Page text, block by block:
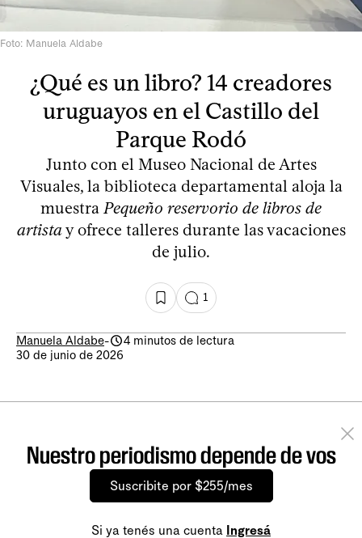
Foto: Manuela Aldabe
¿Qué es un libro? 14 creadores
uruguayos en el Castillo del
Parque Rodó
Junto con el Museo Nacional de Artes
Visuales, la biblioteca departamental aloja la
muestraPequeño reservorio de libros de
artistay ofrece talleres durante las vacaciones
de julio.
1
Manuela Aldabe-
4 minutos de lectura
30 de junio de 2026
Nuestro periodismo depende de vos
Suscribite por $255/mes
Si ya tenés una cuenta Ingresá